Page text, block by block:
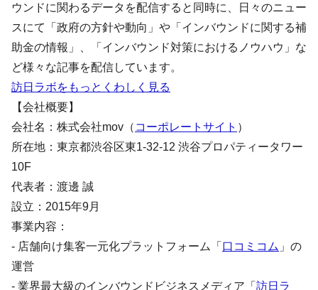
ウンドに関わるデータを配信すると同時に、日々のニュー
スにて「政府の方針や動向」や「インバウンドに関する補
助金の情報」、「インバウンド対策におけるノウハウ」な
ど様々な記事を配信しています。
訪日ラボをもっとくわしく見る
【会社概要】
会社名：株式会社mov（ コーポレートサイト ）
所在地：東京都渋谷区東1-32-12 渋谷プロパティータワー
10F
代表者：渡邊 誠
設立：2015年9月
事業内容：
- 店舗向け集客一元化プラットフォーム「 口コミコム 」の
運営
- 業界最大級のインバウンドビジネスメディア「 訪日ラ